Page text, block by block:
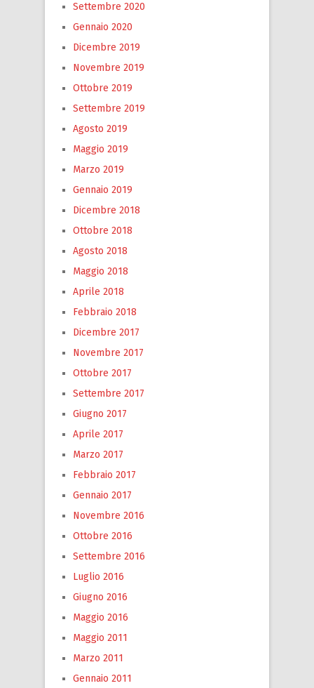
Settembre 2020
Gennaio 2020
Dicembre 2019
Novembre 2019
Ottobre 2019
Settembre 2019
Agosto 2019
Maggio 2019
Marzo 2019
Gennaio 2019
Dicembre 2018
Ottobre 2018
Agosto 2018
Maggio 2018
Aprile 2018
Febbraio 2018
Dicembre 2017
Novembre 2017
Ottobre 2017
Settembre 2017
Giugno 2017
Aprile 2017
Marzo 2017
Febbraio 2017
Gennaio 2017
Novembre 2016
Ottobre 2016
Settembre 2016
Luglio 2016
Giugno 2016
Maggio 2016
Maggio 2011
Marzo 2011
Gennaio 2011